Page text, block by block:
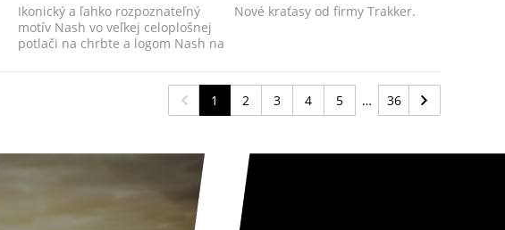
Ikonický a ľahko rozpoznateľný
motív Nash vo veľkej celoplošnej
potlači na chrbte a logom Nash na
Nové kraťasy od firmy Trakker.
1 2 3 4 5 36